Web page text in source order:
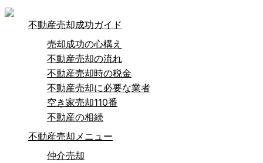
不動産売却成功ガイド
売却成功の心構え
不動産売却の流れ
不動産売却時の税金
不動産売却に必要な業者
空き家売却110番
不動産の相続
不動産売却メニュー
仲介売却